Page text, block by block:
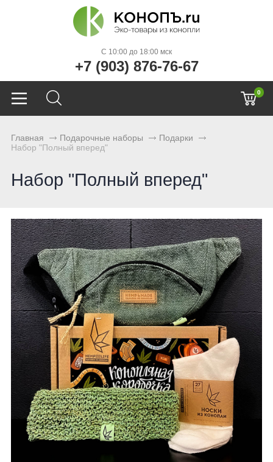
C 10:00 до 18:00 мск
+7 (903) 876-76-67
0
Главная Подарочные наборы
Подарки
Набор "Полный вперед"
Набор "Полный вперед"